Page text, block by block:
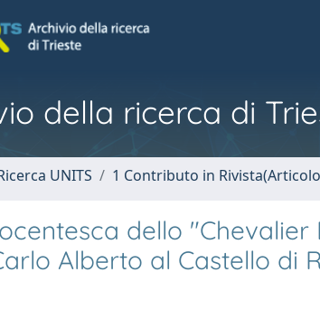
della ricerca di
UNITS 1 Contributo in
dello "Chevalier
Alberto al Castello di